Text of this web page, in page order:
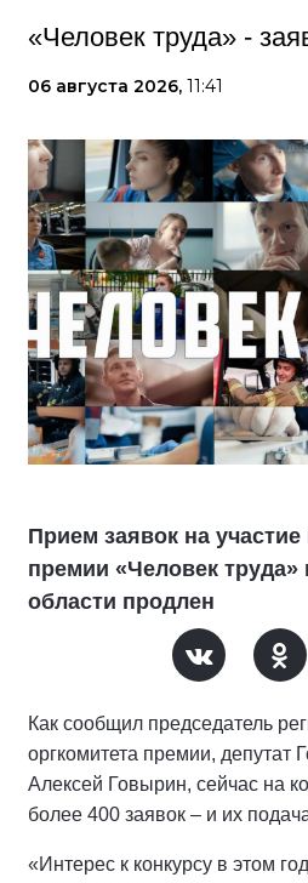
«Человек труда» -
06 августа 2026, 11:41
Прием заявок на
премии «Человек
области продлен
Как сообщил председатель
оргкомитета премии, депутат
Алексей Говырин, сейчас на
более 400 заявок – и их
«Интерес к конкурсу в этом